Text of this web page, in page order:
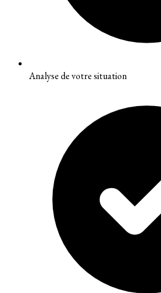
Analyse de votre situation